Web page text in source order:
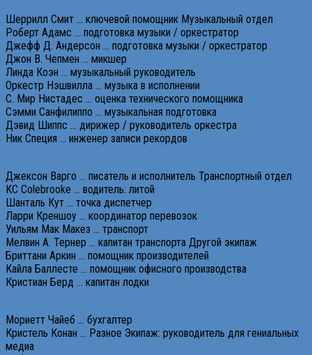
Шеррилл Смит … ключевой помощник Музыкальный отдел
Роберт Адамс … подготовка музыки / оркестратор
Джефф Д. Андерсон … подготовка музыки / оркестратор
Джон В. Чепмен … микшер
Линда Коэн … музыкальный руководитель
Оркестр Нэшвилла … музыка в исполнении
С. Мир Нистадес … оценка технического помощника
Сэмми Санфилиппо … музыкальная подготовка
Дэвид Шиппс … дирижер / руководитель оркестра
Ник Специя … инженер записи рекордов
Джексон Варго … писатель и исполнитель Транспортный отдел
KC Colebrooke … водитель: литой
Шанталь Кут … точка диспетчер
Ларри Креншоу … координатор перевозок
Уильям Мак Макез … транспорт
Мелвин А. Тернер … капитан транспорта Другой экипаж
Бриттани Аркин … помощник производителей
Кайла Баллесте … помощник офисного производства
Кристиан Берд … капитан лодки
Мориетт Чайеб … бухгалтер
Кристель Конан … Разное Экипаж: руководитель для гениальных
медиа